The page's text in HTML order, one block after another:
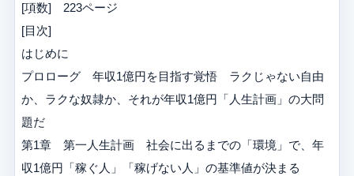
[項数] 223ページ
[目次]
はじめに
プロローグ 年収1億円を目指す覚悟 ラクじゃない自由
か、ラクな奴隷か、それが年収1億円「人生計画」の大問
題だ
第1章 第一人生計画 社会に出るまでの「環境」で、年
収1億円「稼ぐ人」「稼げない人」の基準値が決まる